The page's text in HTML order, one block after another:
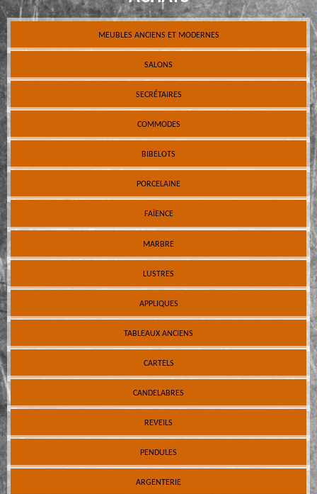
MEUBLES ANCIENS ET MODERNES
SALONS
SECRÉTAIRES
COMMODES
BIBELOTS
PORCELAINE
FAÏENCE
MARBRE
LUSTRES
APPLIQUES
TABLEAUX ANCIENS
CARTELS
CANDELABRES
REVEILS
PENDULES
ARGENTERIE